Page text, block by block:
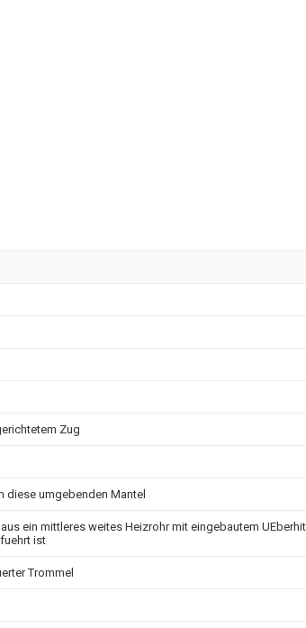
Zug
diese umgebenden Mantel
ein mittleres weites Heizrohr mit eingebautem
ist
Trommel